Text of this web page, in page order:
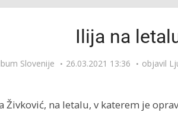
Ilija na
Slovenije 26.03.2021 13:36 objavil
na letalu, v katerem je